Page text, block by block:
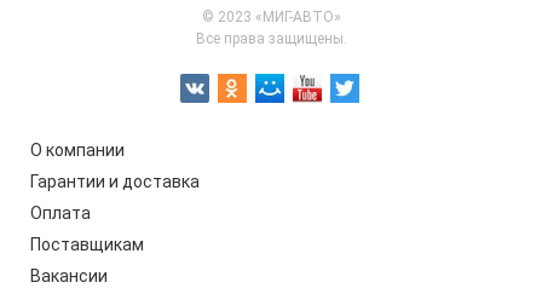
© 2023 «МИГ-АВТО»
Все права защищены.
О компании
Гарантии и доставка
Оплата
Поставщикам
Вакансии